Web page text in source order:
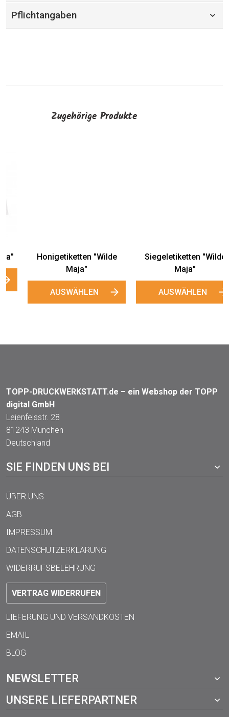
Pflichtangaben
Zugehörige Produkte
Honigetiketten "Wilde
Maja"
AUSWÄHLEN
Siegeletiketten "Wilde
Maja"
AUSWÄHLEN
TOPP-DRUCKWERKSTATT.de – ein Webshop der TOPP
digital GmbH
Leienfelsstr. 28
81243 München
Deutschland
SIE FINDEN UNS BEI
ÜBER UNS
AGB
IMPRESSUM
DATENSCHUTZERKLÄRUNG
WIDERRUFSBELEHRUNG
VERTRAG WIDERRUFEN
LIEFERUNG UND VERSANDKOSTEN
EMAIL
BLOG
NEWSLETTER
UNSERE LIEFERPARTNER